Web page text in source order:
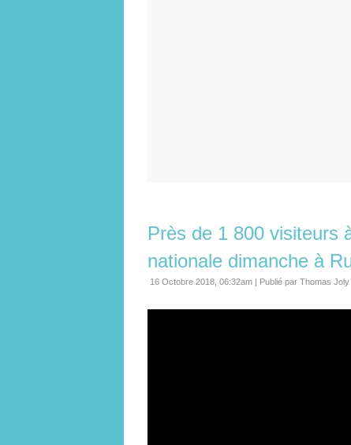
Près de 1 800 visiteurs
nationale dimanche à
16 Octobre 2018, 06:32am | Publié par Thomas Joly